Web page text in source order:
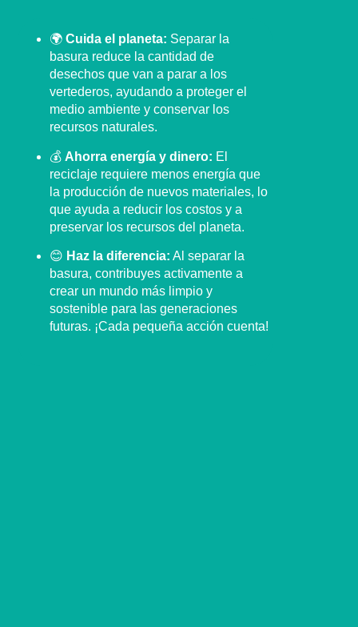
🌍Cuida el planeta: Separar la
basura reduce la cantidad de
desechos que van a parar a los
vertederos, ayudando a proteger el
medio ambiente y conservar los
recursos naturales.
💰Ahorra energía y dinero: El
reciclaje requiere menos energía que
la producción de nuevos materiales, lo
que ayuda a reducir los costos y a
preservar los recursos del planeta.
😊 Haz la diferencia: Al separar la
basura, contribuyes activamente a
crear un mundo más limpio y
sostenible para las generaciones
futuras. ¡Cada pequeña acción cuenta!